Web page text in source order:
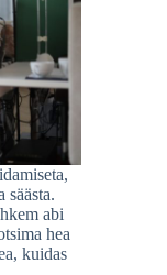
säästa.
abi
hea
kuidas